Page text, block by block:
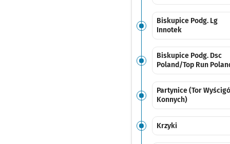
Biskupice Podg. Lg
Innotek
Biskupice Podg. Dsc
Poland/Top Run
Partynice (Tor
Konnych)
Krzyki